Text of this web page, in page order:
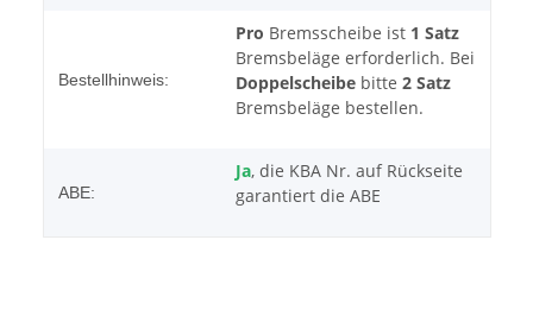
Bestellhinweis:
Pro Bremsscheibe ist 1 Satz
Bremsbeläge erforderlich. Bei
Doppelscheibe bitte 2 Satz
Bremsbeläge bestellen.
ABE:
Ja, die KBA Nr. auf Rückseite
garantiert die ABE